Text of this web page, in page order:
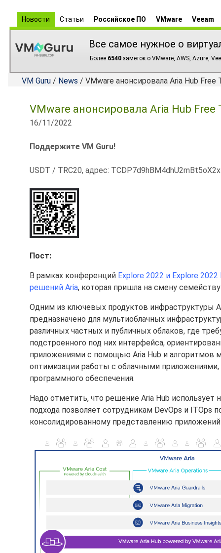
Новости Статьи Российское ПО VMware Veeam
Все самое нужное о
Более 6540 заметок о VMware, AWS, Azure,
VM Guru / News / VMware анонсировала Aria Hub Free
VMware анонсировала Aria Hub Free
16/11/2022
Поддержите VM Guru!
USDT / TRC20, адрес:
Пост:
В рамках конференций Explore 2022 и Explore 2022
решений Aria, которая пришла на смену
Одним из ключевых продуктов инфраструктуры
предназначено для мультиоблачных
различных частных и публичных облаков, где
подстроенного под них интерфейса,
приложениями с помощью Aria Hub и алгоритмов
оптимизации работы с облачными
программного обеспечения.
Надо отметить, что решение Aria Hub
подхода позволяет сотрудникам DevOps и ITOps
консолидированному представлению